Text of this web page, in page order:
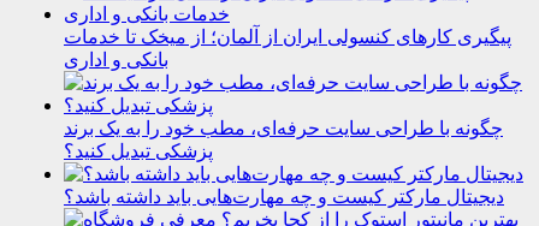
پیگیری کارهای کنسولی ایران از آلمان؛ از میخک تا خدمات
بانکی و اداری
چگونه با طراحی سایت حرفه‌ای، مطب خود را به یک برند
پزشکی تبدیل کنید؟
دیجیتال مارکتر کیست و چه مهارت‌هایی باید داشته باشد؟